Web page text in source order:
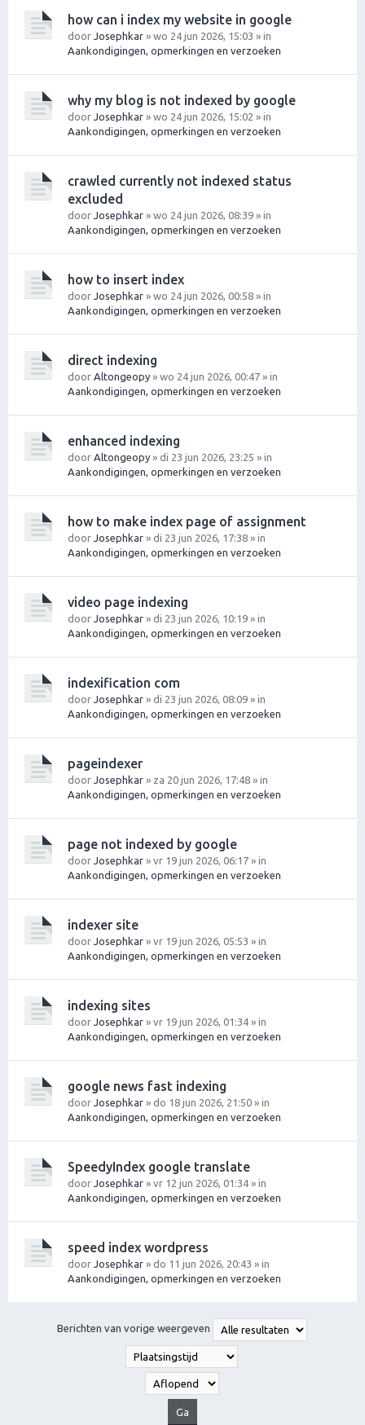
how can i index my website in google
door Josephkar » wo 24 jun 2026, 15:03 » in
Aankondigingen, opmerkingen en verzoeken
why my blog is not indexed by google
door Josephkar » wo 24 jun 2026, 15:02 » in
Aankondigingen, opmerkingen en verzoeken
crawled currently not indexed status
excluded
door Josephkar » wo 24 jun 2026, 08:39 » in
Aankondigingen, opmerkingen en verzoeken
how to insert index
door Josephkar » wo 24 jun 2026, 00:58 » in
Aankondigingen, opmerkingen en verzoeken
direct indexing
door Altongeopy » wo 24 jun 2026, 00:47 » in
Aankondigingen, opmerkingen en verzoeken
enhanced indexing
door Altongeopy » di 23 jun 2026, 23:25 » in
Aankondigingen, opmerkingen en verzoeken
how to make index page of assignment
door Josephkar » di 23 jun 2026, 17:38 » in
Aankondigingen, opmerkingen en verzoeken
video page indexing
door Josephkar » di 23 jun 2026, 10:19 » in
Aankondigingen, opmerkingen en verzoeken
indexification com
door Josephkar » di 23 jun 2026, 08:09 » in
Aankondigingen, opmerkingen en verzoeken
pageindexer
door Josephkar » za 20 jun 2026, 17:48 » in
Aankondigingen, opmerkingen en verzoeken
page not indexed by google
door Josephkar » vr 19 jun 2026, 06:17 » in
Aankondigingen, opmerkingen en verzoeken
indexer site
door Josephkar » vr 19 jun 2026, 05:53 » in
Aankondigingen, opmerkingen en verzoeken
indexing sites
door Josephkar » vr 19 jun 2026, 01:34 » in
Aankondigingen, opmerkingen en verzoeken
google news fast indexing
door Josephkar » do 18 jun 2026, 21:50 » in
Aankondigingen, opmerkingen en verzoeken
SpeedyIndex google translate
door Josephkar » vr 12 jun 2026, 01:34 » in
Aankondigingen, opmerkingen en verzoeken
speed index wordpress
door Josephkar » do 11 jun 2026, 20:43 » in
Aankondigingen, opmerkingen en verzoeken
Berichten van vorige weergeven